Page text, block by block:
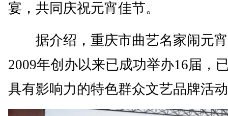
宴，共同庆祝元宵佳节。
据介绍，重庆市曲艺名家闹元
2009年创办以来已成功举办16届，
具有影响力的特色群众文艺品牌活